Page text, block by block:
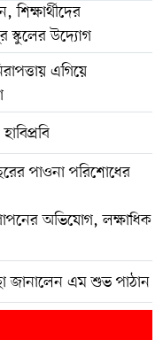
স্কুলের উদ্যোগ
এগিয়ে
পাওনা পরিশোধের
অভিযোগ, লক্ষাধিক
জানালেন এম শুভ পাঠান